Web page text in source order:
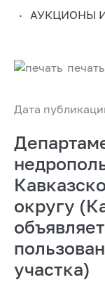
АУКЦИОНЫ
Дата
печать
округу
участка)